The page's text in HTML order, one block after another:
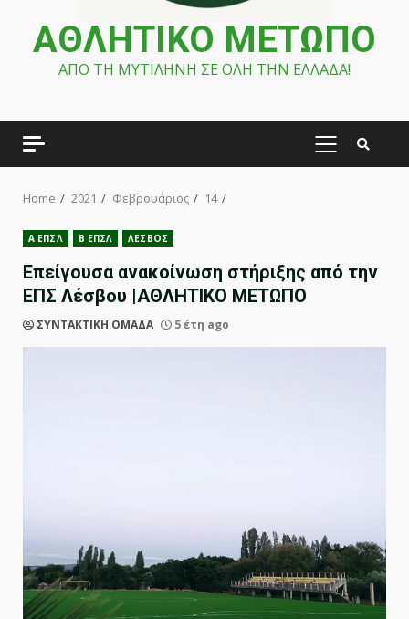
ΑΘΛΗΤΙΚΟ ΜΕΤΩΠΟ
ΑΠΟ ΤΗ ΜΥΤΙΛΗΝΗ ΣΕ ΟΛΗ ΤΗΝ ΕΛΛΑΔΑ!
PRIMARY
Home 2021 Φεβρουάριος 14
Α ΕΠΣΛ Β ΕΠΣΛ ΛΕΣΒΟΣ
Επείγουσα ανακοίνωση στήριξης από την
ΕΠΣ Λέσβου |ΑΘΛΗΤΙΚΟ ΜΕΤΩΠΟ
ΣΥΝΤΑΚΤΙΚΗ ΟΜΑΔΑ 5 έτη ago